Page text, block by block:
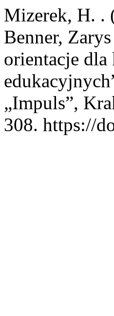
Mizerek, H. .
Benner,
orientacje dla
„Impuls”,
308. https://